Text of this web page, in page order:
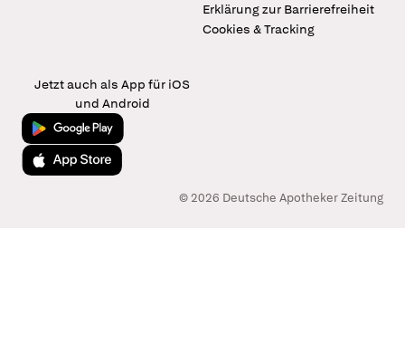
Erklärung zur Barrierefreiheit
Cookies & Tracking
Jetzt auch als App für iOS
und Android
Jetzt bei Google Play
Laden im App Store
© 2026 Deutsche Apotheker Zeitung